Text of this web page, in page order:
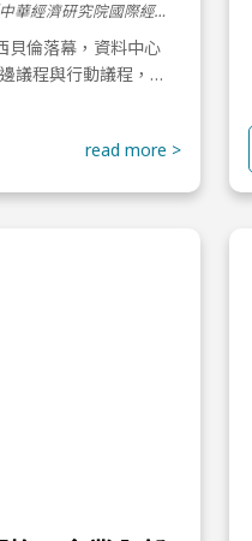
作者：吳俊彥／中華經濟研究院國際經濟所 助研究員
貝倫落幕，資料中心
議程與行動議程，但
歐盟與美國各自以不
read more >